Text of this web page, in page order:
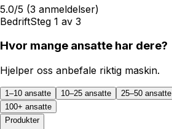
5.0/5 (3 anmeldelser)
BedriftSteg 1 av 3
Hvor mange ansatte har dere?
Hjelper oss anbefale riktig maskin.
1–10 ansatte 10–25 ansatte 25–50 ansatte
100+ ansatte
Produkter